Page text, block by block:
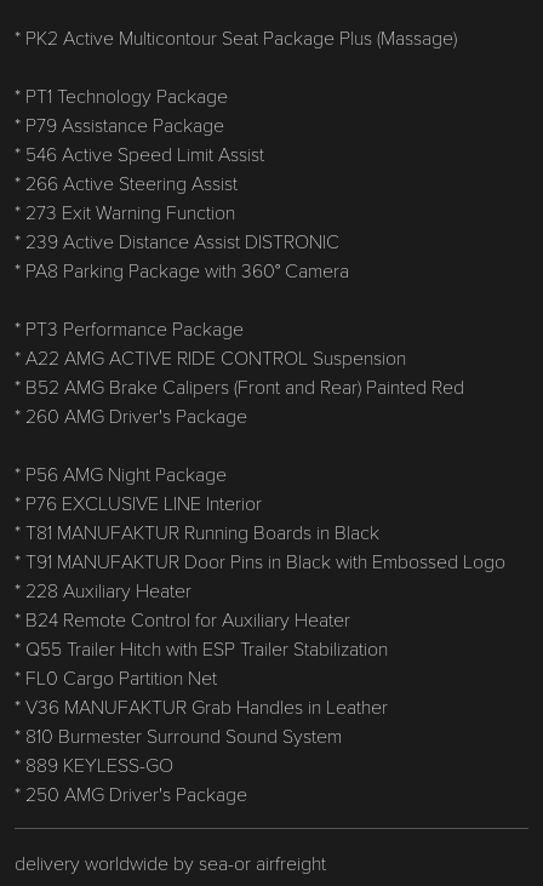
* PK2 Active Multicontour Seat Package Plus (Massage)
* PT1 Technology Package
* P79 Assistance Package
* 546 Active Speed ​​Limit Assist
* 266 Active Steering Assist
* 273 Exit Warning Function
* 239 Active Distance Assist DISTRONIC
* PA8 Parking Package with 360° Camera
* PT3 Performance Package
* A22 AMG ACTIVE RIDE CONTROL Suspension
* B52 AMG Brake Calipers (Front and Rear) Painted Red
* 260 AMG Driver's Package
* P56 AMG Night Package
* P76 EXCLUSIVE LINE Interior
* T81 MANUFAKTUR Running Boards in Black
* T91 MANUFAKTUR Door Pins in Black with Embossed Logo
* 228 Auxiliary Heater
* B24 Remote Control for Auxiliary Heater
* Q55 Trailer Hitch with ESP Trailer Stabilization
* FL0 Cargo Partition Net
* V36 MANUFAKTUR Grab Handles in Leather
* 810 Burmester Surround Sound System
* 889 KEYLESS-GO
* 250 AMG Driver's Package
delivery worldwide by sea-or airfreight